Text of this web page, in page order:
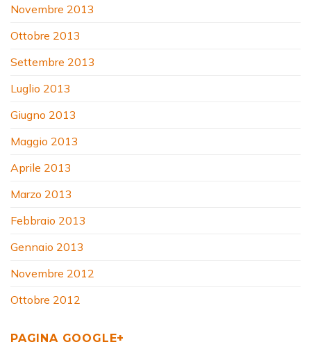
Novembre 2013
Ottobre 2013
Settembre 2013
Luglio 2013
Giugno 2013
Maggio 2013
Aprile 2013
Marzo 2013
Febbraio 2013
Gennaio 2013
Novembre 2012
Ottobre 2012
PAGINA GOOGLE+